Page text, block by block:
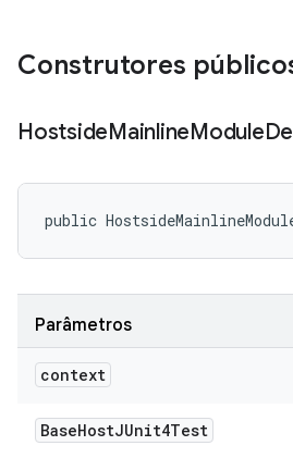
Construtores
HostsideMainlineModule
public
Parâmetros
context
BaseHostJUnit4Test